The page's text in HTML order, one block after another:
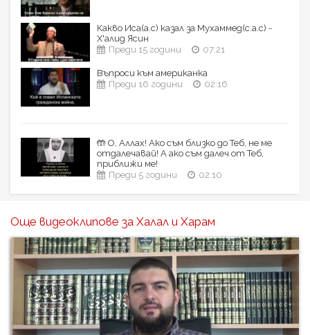
Какво Иса(а.с) казал за Мухаммед(с.а.с) -
Х'алид Ясин
Преди 15 години
07:21
Въпроси към американка
Преди 16 години
02:16
🤲 О, Аллах! Ако съм близко до Теб, не ме
отдалечавай! А ако съм далеч от Теб,
приближи ме!
Преди 5 години
02:10
Още видеоклипове за Халал и Харам